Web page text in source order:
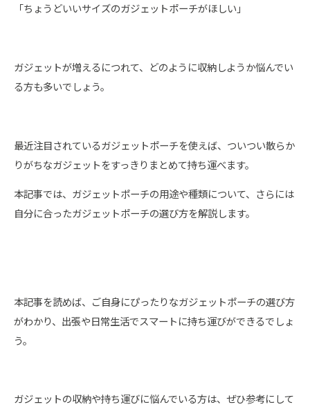
「ちょうどいいサイズのガジェットポーチがほしい」
ガジェットが増えるにつれて、どのように収納しようか悩んでい
る方も多いでしょう。
最近注目されているガジェットポーチを使えば、ついつい散らか
りがちなガジェットをすっきりまとめて持ち運べます。
本記事では、ガジェットポーチの用途や種類について、さらには
自分に合ったガジェットポーチの選び方を解説します。
本記事を読めば、ご自身にぴったりなガジェットポーチの選び方
がわかり、出張や日常生活でスマートに持ち運びができるでしょ
う。
ガジェットの収納や持ち運びに悩んでいる方は、ぜひ参考にして